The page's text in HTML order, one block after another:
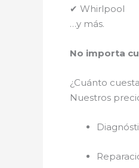
✔ Whirlpool
…y más.
No importa
¿Cuánto
Nuestros